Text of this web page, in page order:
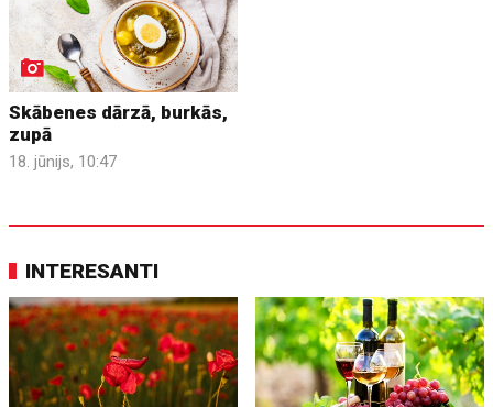
Skābenes dārzā, burkās,
zupā
18. jūnijs, 10:47
INTERESANTI